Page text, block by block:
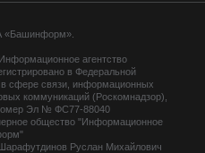
«Башинформ».
агентство
в Федеральной
в сфере связи, информационных
коммуникаций (Роскомнадзор),
Эл № ФС77-88040
общество "Информационное
Руслан Михайлович